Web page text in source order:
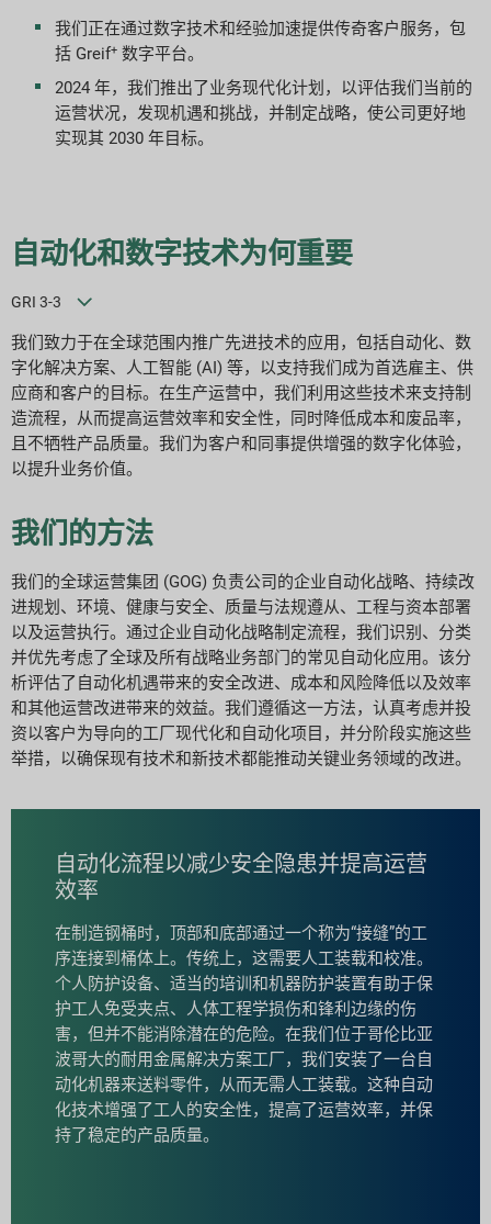
目标与表现
ESG 报告指数
我们正在通过数字技术和经验加速提供传奇客户服务，包
括 Greif+ 数字平台。
2024 年，我们推出了业务现代化计划，以评估我们当前的
运营状况，发现机遇和挑战，并制定战略，使公司更好地
实现其 2030 年目标。
自动化和数字技术为何重要
GRI 3-3
我们致力于在全球范围内推广先进技术的应用，包括自动化、数
字化解决方案、人工智能 (AI) 等，以支持我们成为首选雇主、供
应商和客户的目标。在生产运营中，我们利用这些技术来支持制
造流程，从而提高运营效率和安全性，同时降低成本和废品率，
且不牺牲产品质量。我们为客户和同事提供增强的数字化体验，
以提升业务价值。
我们的方法
我们的全球运营集团 (GOG) 负责公司的企业自动化战略、持续改
进规划、环境、健康与安全、质量与法规遵从、工程与资本部署
以及运营执行。通过企业自动化战略制定流程，我们识别、分类
并优先考虑了全球及所有战略业务部门的常见自动化应用。该分
析评估了自动化机遇带来的安全改进、成本和风险降低以及效率
和其他运营改进带来的效益。我们遵循这一方法，认真考虑并投
资以客户为导向的工厂现代化和自动化项目，并分阶段实施这些
举措，以确保现有技术和新技术都能推动关键业务领域的改进。
自动化流程以减少安全隐患并提高运营
效率
在制造钢桶时，顶部和底部通过一个称为“接缝”的工
序连接到桶体上。传统上，这需要人工装载和校准。
个人防护设备、适当的培训和机器防护装置有助于保
护工人免受夹点、人体工程学损伤和锋利边缘的伤
害，但并不能消除潜在的危险。在我们位于哥伦比亚
波哥大的耐用金属解决方案工厂，我们安装了一台自
动化机器来送料零件，从而无需人工装载。这种自动
化技术增强了工人的安全性，提高了运营效率，并保
持了稳定的产品质量。